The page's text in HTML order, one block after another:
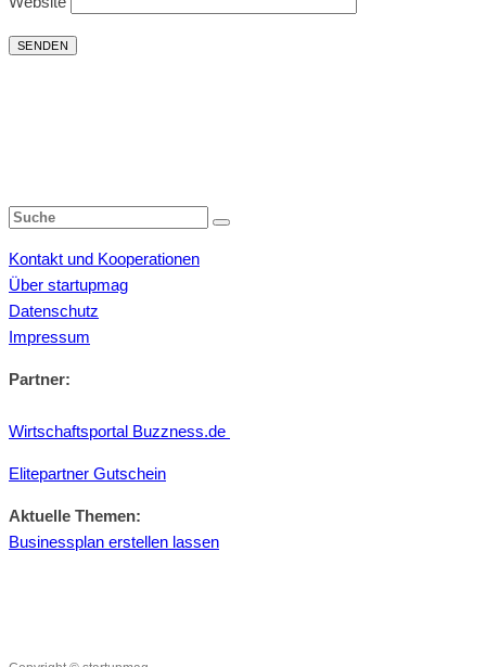
Kontakt und Kooperationen
Über startupmag
Datenschutz
Impressum
Partner:
Wirtschaftsportal Buzzness.de
Elitepartner Gutschein
Aktuelle Themen:
Businessplan erstellen lassen